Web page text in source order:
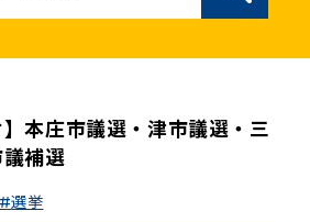
】本庄市議選・津市議選・三
補選
選挙